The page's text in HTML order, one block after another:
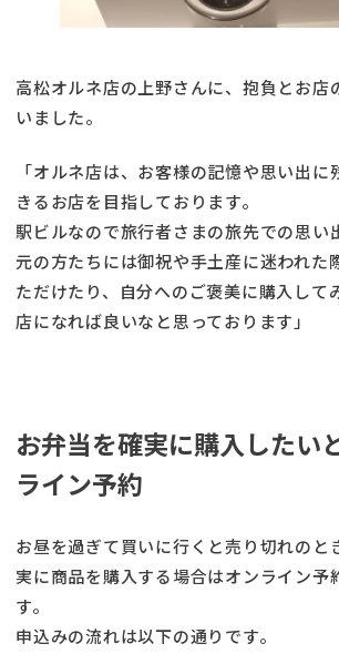
高松オルネ店の上野さんに、抱負とお店
いました。
「オルネ店は、お客様の記憶や思い出に
きるお店を目指しております。
駅ビルなので旅行者さまの旅先での思い
元の方たちには御祝や手土産に迷われた
ただけたり、自分へのご褒美に購入して
店になれば良いなと思っております」
お弁当を確実に購入したい
ライン予約
お昼を過ぎて買いに行くと売り切れのと
実に商品を購入する場合はオンライン予
す。
申込みの流れは以下の通りです。